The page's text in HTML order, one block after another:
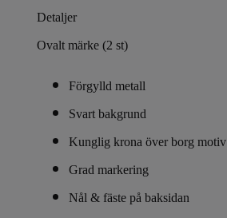
Detaljer
Ovalt märke (2 st)
Förgylld metall
Svart bakgrund
Kunglig krona över borg motiv
Grad markering
Nål & fäste på baksidan